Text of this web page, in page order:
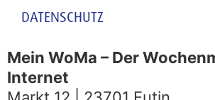
DATENSCHUTZ
Mein WoMa – Der
Internet